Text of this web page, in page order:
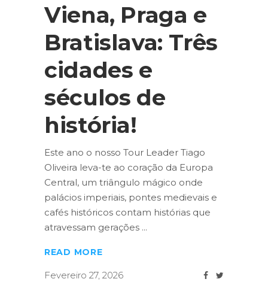
Viena, Praga e
Bratislava: Três
cidades e
séculos de
história!
Este ano o nosso Tour Leader Tiago
Oliveira leva-te ao coração da Europa
Central, um triângulo mágico onde
palácios imperiais, pontes medievais e
cafés históricos contam histórias que
atravessam gerações
READ MORE
Fevereiro 27, 2026